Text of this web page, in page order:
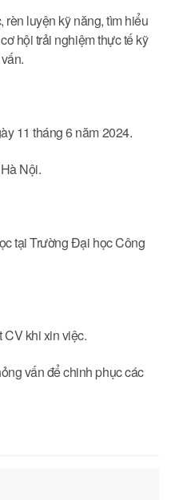
rèn luyện kỹ năng, tìm hiểu
hội trải nghiệm thực tế kỹ
11 tháng 6 năm 2024.
Nội.
tại Trường Đại học Công
CV khi xin việc.
vấn để chinh phục các